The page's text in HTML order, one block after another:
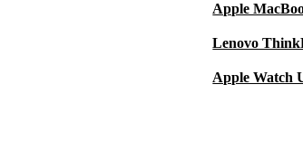
Apple
Lenovo
Apple Watch